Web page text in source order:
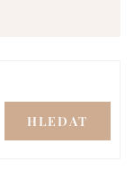
HLEDAT